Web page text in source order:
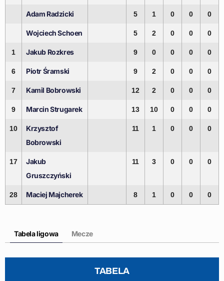
Adam Radzicki 5 1 0 0 0
Wojciech Schoen 5 2 0 0 0
1 Jakub Rozkres 9 0 0 0 0
6 Piotr Śramski 9 2 0 0 0
7 Kamil Bobrowski 12 2 0 0 0
9 Marcin Strugarek 13 10 0 0 0
10
Krzysztof
Bobrowski
11 1 0 0 0
17
Jakub
Gruszczyński
11 3 0 0 0
28 Maciej Majcherek 8 1 0 0 0
Tabela ligowa Mecze
TABELA